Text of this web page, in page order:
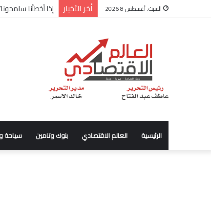
السبت, أغسطس 8 2026 أخر الأخبار إذا أخطأنا
الرئيسية العالم الاقتصادي بنوك وتامين سياحة